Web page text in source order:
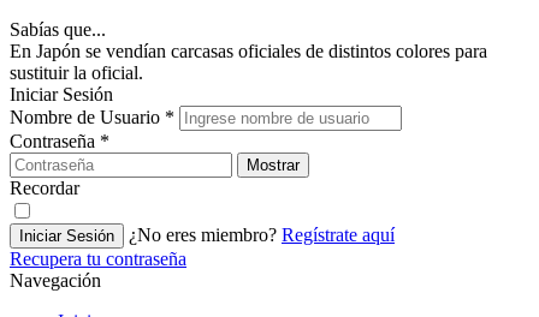
Sabías que...
En Japón se vendían carcasas oficiales de distintos colores para
sustituir la oficial.
Iniciar Sesión
Nombre de Usuario *
Contraseña *
Mostrar
Recordar
Iniciar Sesión ¿No eres miembro? Regístrate aquí
Recupera tu contraseña
Navegación